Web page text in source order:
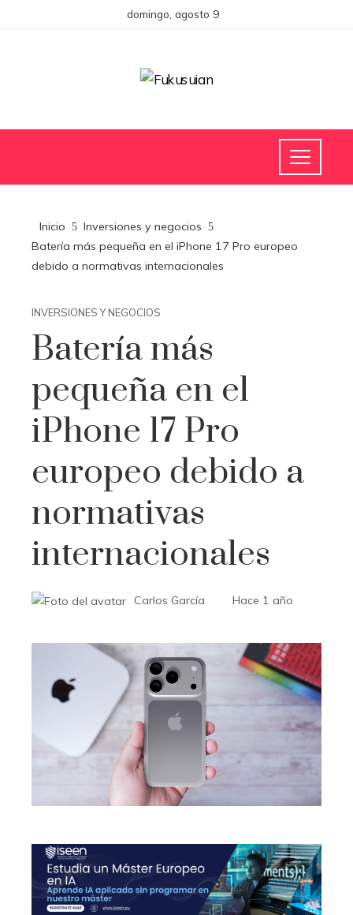
domingo, agosto 9
Inicio
Inversiones y negocios
Batería más pequeña en el iPhone 17 Pro europeo
debido a normativas internacionales
INVERSIONES Y NEGOCIOS
Batería más
pequeña en el
iPhone 17 Pro
europeo debido a
normativas
internacionales
Carlos García Hace 1 año